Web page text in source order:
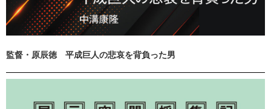
監督・原辰徳 平成巨人の悲哀を背負った男